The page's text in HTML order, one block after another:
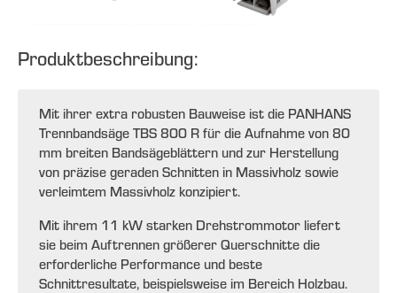
Produktbeschreibung:
Mit ihrer extra robusten Bauweise ist die PANHANS
Trennbandsäge TBS 800 R für die Aufnahme von 80
mm breiten Bandsägeblättern und zur Herstellung
von präzise geraden Schnitten in Massivholz sowie
verleimtem Massivholz konzipiert.
Mit ihrem 11 kW starken Drehstrommotor liefert
sie beim Auftrennen größerer Querschnitte die
erforderliche Performance und beste
Schnittresultate, beispielsweise im Bereich Holzbau.